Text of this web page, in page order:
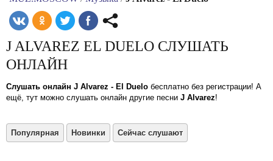
J ALVAREZ EL DUELO СЛУШАТЬ
ОНЛАЙН
Слушать онлайн J Alvarez - El Duelo бесплатно без регистрации! А
ещё, тут можно слушать онлайн другие песни J Alvarez!
Популярная Новинки Сейчас слушают